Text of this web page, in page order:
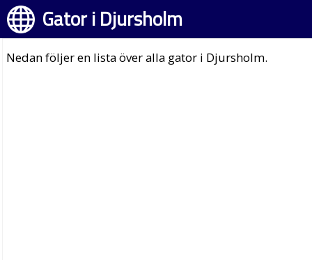
Gator i Djursholm
Nedan följer en lista över alla gator i Djursholm.